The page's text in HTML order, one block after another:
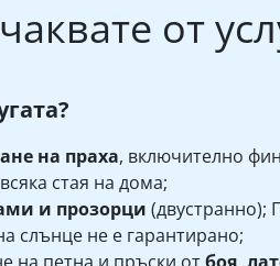
от
на праха, включително
стая на дома;
и прозорци (двустранно);
слънце не е гарантирано;